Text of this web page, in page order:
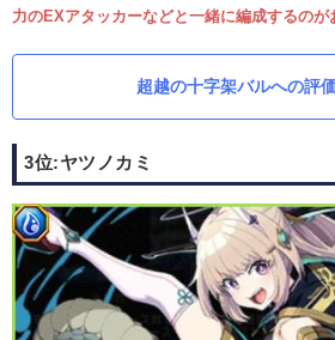
力のEXアタッカーなどと一緒に編成するのが
超越の十字架バルへの評
3位:ヤツノカミ